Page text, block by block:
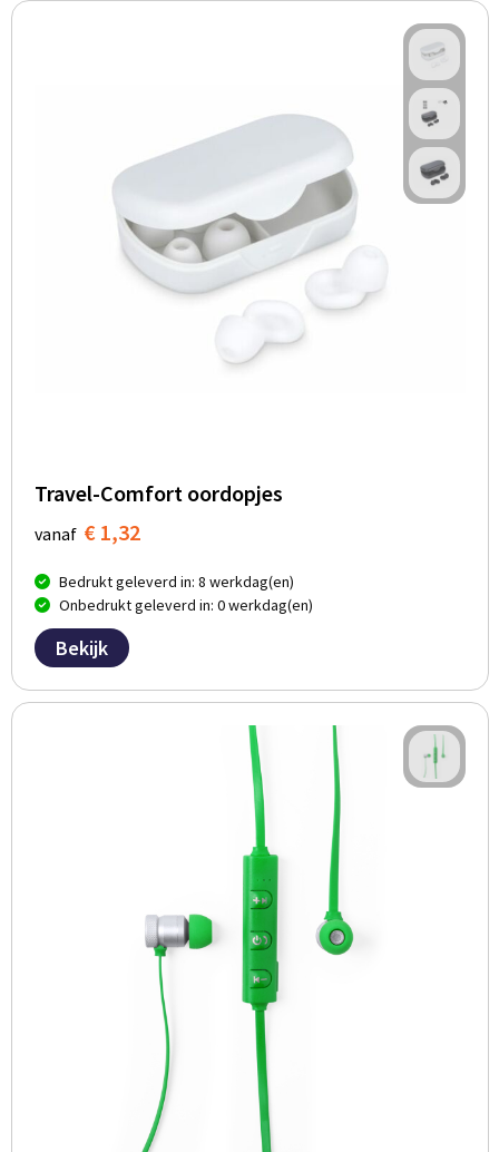
Travel-Comfort oordopjes
vanaf € 1,32
Bedrukt geleverd in: 8 werkdag(en)
Onbedrukt geleverd in: 0 werkdag(en)
Bekijk